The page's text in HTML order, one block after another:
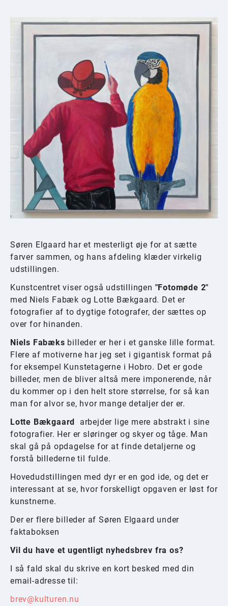
Søren Elgaard har et mesterligt øje for at sætte
farver sammen, og hans afdeling klæder virkelig
udstillingen.
Kunstcentret viser også udstillingen "Fotomøde 2"
med Niels Fabæk og Lotte Bækgaard. Det er
fotografier af to dygtige fotografer, der sættes op
over for hinanden.
Niels Fabæks billeder er her i et ganske lille format.
Flere af motiverne har jeg set i gigantisk format på
for eksempel Kunstetagerne i Hobro. Det er gode
billeder, men de bliver altså mere imponerende, når
du kommer op i den helt store størrelse, for så kan
man for alvor se, hvor mange detaljer der er.
Lotte Bækgaard
arbejder lige mere abstrakt i sine
fotografier. Her er sløringer og skyer og tåge. Man
skal gå på opdagelse for at finde detaljerne og
forstå billederne til fulde.
Hovedudstillingen med dyr er en god ide, og det er
interessant at se, hvor forskelligt opgaven er løst for
kunstnerne.
Der er flere billeder af Søren Elgaard under
faktaboksen
Vil du have et ugentligt nyhedsbrev fra os?
I så fald skal du skrive en kort besked med din
email-adresse til:
brev@kulturen.nu